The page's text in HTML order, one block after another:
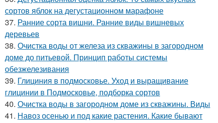
сортов яблок на дегустационном марафоне
37. Ранние сорта вишни. Ранние виды вишневых
деревьев
38. Очистка воды от железа из скважины в загородном
доме до питьевой. Принцип работы системы
обезжелезивания
39. Глициния в подмосковье. Уход и выращивание
глицинии в Подмосковье, подборка сортов
40. Очистка воды в загородном доме из скважины. Виды
41. Навоз осенью и под какие растения. Какие бывают